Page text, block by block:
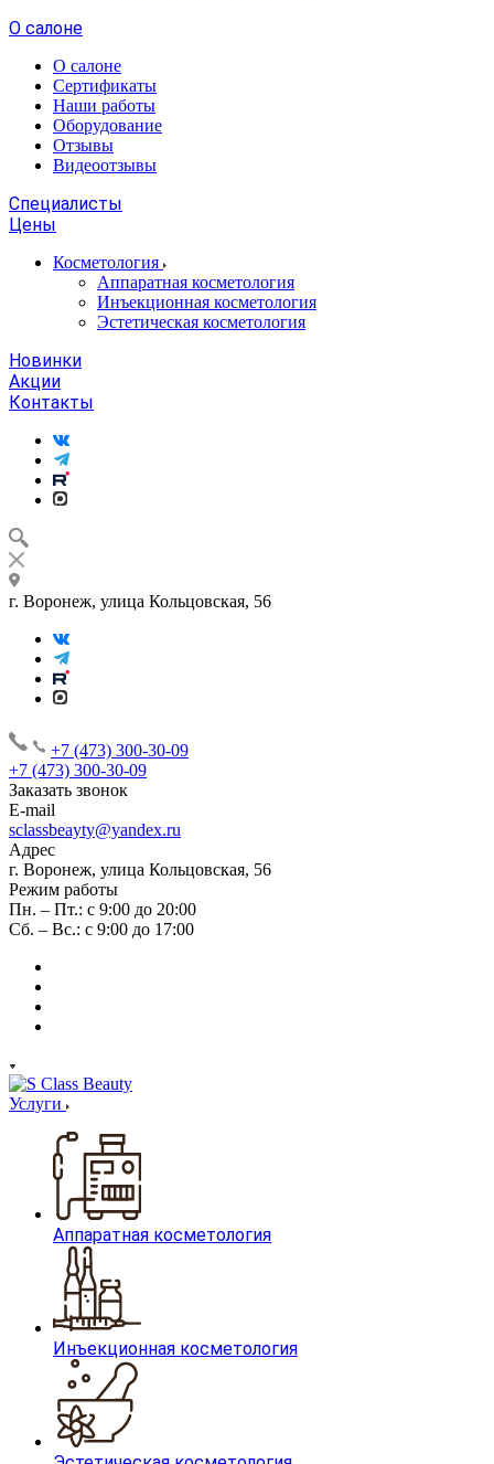
О салоне
О салоне
Сертификаты
Наши работы
Оборудование
Отзывы
Видеоотзывы
Специалисты
Цены
Косметология
Аппаратная косметология
Инъекционная косметология
Эстетическая косметология
Новинки
Акции
Контакты
г. Воронеж, улица Кольцовская, 56
+7 (473) 300-30-09
+7 (473) 300-30-09
Заказать звонок
E-mail
sclassbeayty@yandex.ru
Адрес
г. Воронеж, улица Кольцовская, 56
Режим работы
Пн. – Пт.: с 9:00 до 20:00
Сб. – Вс.: с 9:00 до 17:00
Услуги
Аппаратная косметология
Инъекционная косметология